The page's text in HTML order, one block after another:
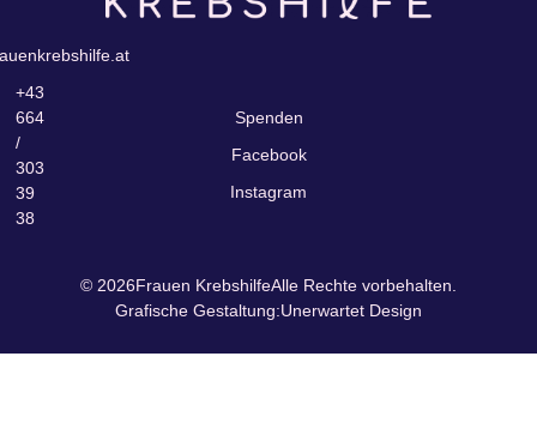
+43
664
/
303
39
38
Spenden
Facebook
Instagram
© 2026Frauen KrebshilfeAlle Rechte vorbehalten.
Grafische Gestaltung:Unerwartet Design